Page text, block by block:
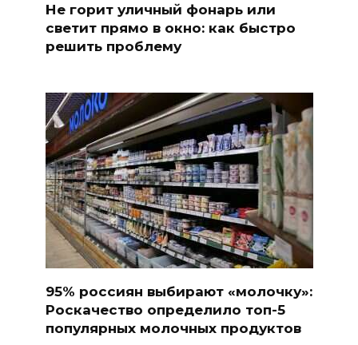
Не горит уличный фонарь или
светит прямо в окно: как быстро
решить проблему
95% россиян выбирают «молочку»:
Роскачество определило топ-5
популярных молочных продуктов